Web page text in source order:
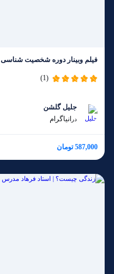
فیلم وبینار دوره شخصیت شناسی 9 گانه – پایه
(1)
جلیل گلشن
در انیاگرام
587,000 تومان